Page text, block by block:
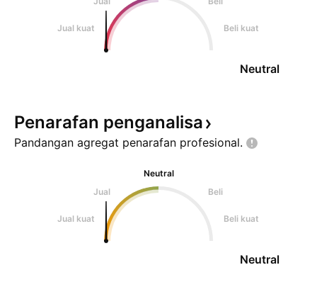
Jual kuat Beli kuat
Neutral
Penarafan penganalisa
Pandangan agregat penarafan profesional.
Neutral
Jual
Beli
Jual kuat Beli kuat
Neutral